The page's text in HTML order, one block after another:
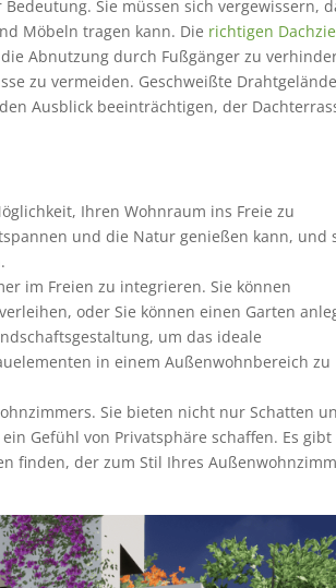
Sie müssen sich vergewissern,
Möbeln tragen kann. Die richtigen
Abnutzung durch Fußgänger zu
zu vermeiden. Geschweißte
Ausblick beeinträchtigen, der
Ihren Wohnraum ins Freie zu
und die Natur genießen kann, und
im Freien zu integrieren. Sie können
oder Sie können einen Garten
um das ideale
in einem Außenwohnbereich zu
Sie bieten nicht nur Schatten
Gefühl von Privatsphäre schaffen. Es gibt
finden, der zum Stil Ihres